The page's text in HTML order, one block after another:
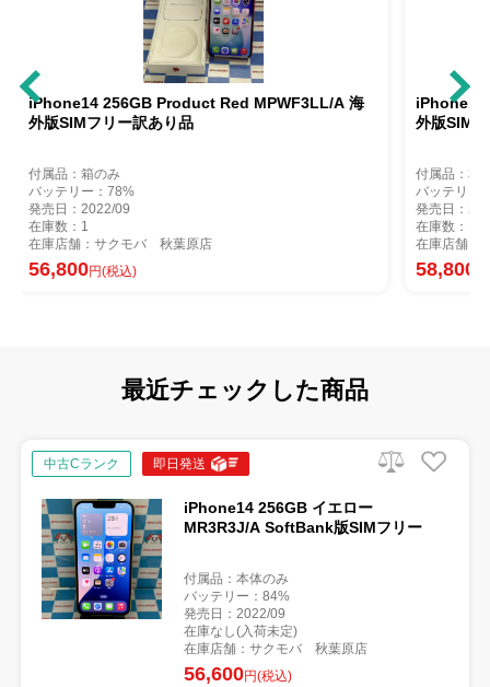
Red MPWF3LL/A 海
原店
iPhone14 256GB Product Red
在庫店舗：サクモバ 秋葉原店
最近チェックした商品
中古Cランク 即日発送
iPhone14 256GB イエロー
MR3R3J/A SoftBank版SIMフリー
付属品：本体のみ
バッテリー：84%
発売日：2022/09
在庫なし(入荷未定)
在庫店舗：サクモバ 秋葉原店
56,600円(税込)